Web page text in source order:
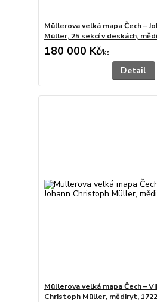
Müllerova velká mapa Čech –
Müller, 25 sekcí v deskách,
180 000 Kč/ks
Detail
Müllerova velká mapa Čech –
Christoph Müller, mědiryt, 1722